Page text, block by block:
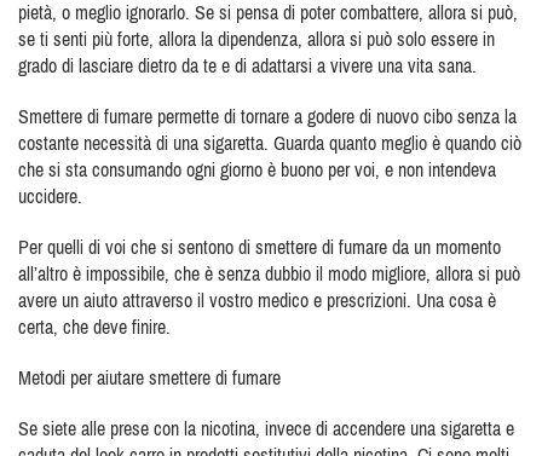
pietà, o meglio ignorarlo. Se si pensa di poter combattere, allora si può,
se ti senti più forte, allora la dipendenza, allora si può solo essere in
grado di lasciare dietro da te e di adattarsi a vivere una vita sana.
Smettere di fumare permette di tornare a godere di nuovo cibo senza la
costante necessità di una sigaretta. Guarda quanto meglio è quando ciò
che si sta consumando ogni giorno è buono per voi, e non intendeva
uccidere.
Per quelli di voi che si sentono di smettere di fumare da un momento
all’altro è impossibile, che è senza dubbio il modo migliore, allora si può
avere un aiuto attraverso il vostro medico e prescrizioni. Una cosa è
certa, che deve finire.
Metodi per aiutare smettere di fumare
Se siete alle prese con la nicotina, invece di accendere una sigaretta e